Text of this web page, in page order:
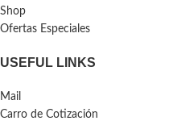
Shop
Ofertas Especiales
USEFUL LINKS
Mail
Carro de Cotización